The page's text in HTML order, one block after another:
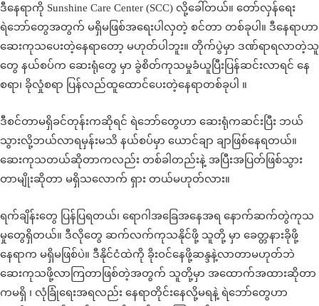
ဒီနေရာကို Sunshine Care Center (SCC) လို့ခေါ်တယ်။ တော်လှန်ရေး
ရဲဘော်တွေအတွက် မရှိမဖြစ်အရေးပါလှတဲ့ စင်တာ တစ်ခုပါ။ ဒီနေရာဟာ
ဆေးကုသပေးတဲ့နေရာတော့ မဟုတ်ပါဘူး။ တိုက်ပွဲမှာ ဒဏ်ရာရလာတဲ့သူ
တွေ နယ်စပ်က ဆေးရုံတွေ မှာ ခွဲစိတ်ကုသမှုခံယူပြီးပြန်ဆင်းလာရင် နေ
စရာ၊ ခိုလှုံစရာ ပြန်လည်ထူထောင်ပေးတဲ့နေရာတစ်ခုပါ ။
ဒီစင်တာမရှိခင်တုန်းကဆိုရင် ရဲဘော်တွေဟာ ဆေးရုံကဆင်းပြီး ဘယ်
သွားလို့ဘယ်လာရမှန်းမသိ နယ်စပ်မှာ ယောင်ချာ ချာဖြစ်နေရတယ်။
ဆေးကုသတယ်ဆိုတာကလည်း တစ်ခါတည်းနဲ့ အပြီးအပြတ်ဖြစ်သွား
တာမျိုးဆိုတာ မရှိသလောက် ရှား တယ်မဟုတ်လား။
ရက်ချိန်းတွေ ပြန်ပြရတယ်၊ ရောဂါအခြေအနေအရ နောက်ဆက်တွဲကုသ
မှုတွေရှိတယ်။ ဒီလိုတွေ ဆက်လက်ကုသနိုင်ဖို့ သူတို့ မှာ ခေတ္တနားခိုဖို့
နေရာက မရှိမဖြစ်ပဲ။ ဒီနိုင်ငံထဲကို ခိုးဝင်နေဖို့ဆန္ဒနဲ့လာတာမဟုတ်ဘဲ
ဆေးကုသဖို့လာကြတာဖြစ်တဲ့အတွက် သူတို့မှာ အထောက်အထားဆိုတာ
ကမရှိ ၊ လုံခြုံရေးအရလည်း နေရာတိုင်းနေလို့မရနဲ့ ရဲဘော်တွေဟာ